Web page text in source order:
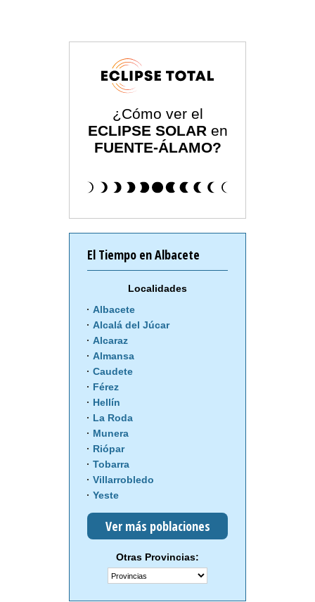
¿Cómo ver el
ECLIPSE SOLAR en
FUENTE-ÁLAMO?
El Tiempo en Albacete
Localidades
Albacete
Alcalá del Júcar
Alcaraz
Almansa
Caudete
Férez
Hellín
La Roda
Munera
Riópar
Tobarra
Villarrobledo
Yeste
Ver más poblaciones
Otras Provincias: